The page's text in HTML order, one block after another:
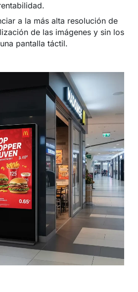
a la más alta resolución de
de las imágenes y sin los
pantalla táctil.